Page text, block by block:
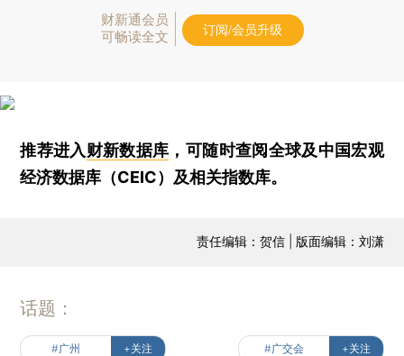
财新通会员
可畅读全文
订阅/会员升级
推荐进入财新数据库 ，可随时查阅全球及中国宏观
经济数据库（CEIC）及相关指数库。
责任编辑：贺信 | 版面编辑：刘潇
话题：
#广州 +关注 #广交会 +关注